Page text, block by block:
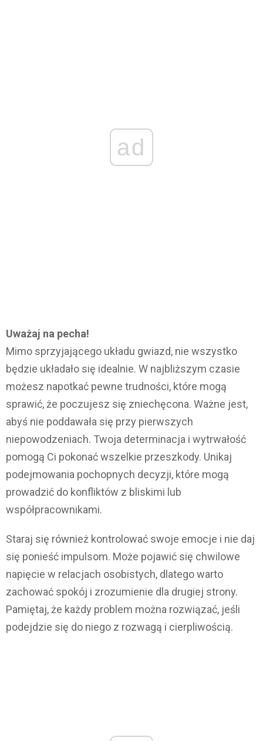
ad
Uważaj na pecha!
Mimo sprzyjającego układu gwiazd, nie wszystko
będzie układało się idealnie. W najbliższym czasie
możesz napotkać pewne trudności, które mogą
sprawić, że poczujesz się zniechęcona. Ważne jest,
abyś nie poddawała się przy pierwszych
niepowodzeniach. Twoja determinacja i wytrwałość
pomogą Ci pokonać wszelkie przeszkody. Unikaj
podejmowania pochopnych decyzji, które mogą
prowadzić do konfliktów z bliskimi lub
współpracownikami.
Staraj się również kontrolować swoje emocje i nie daj
się ponieść impulsom. Może pojawić się chwilowe
napięcie w relacjach osobistych, dlatego warto
zachować spokój i zrozumienie dla drugiej strony.
Pamiętaj, że każdy problem można rozwiązać, jeśli
podejdzie się do niego z rozwagą i cierpliwością.